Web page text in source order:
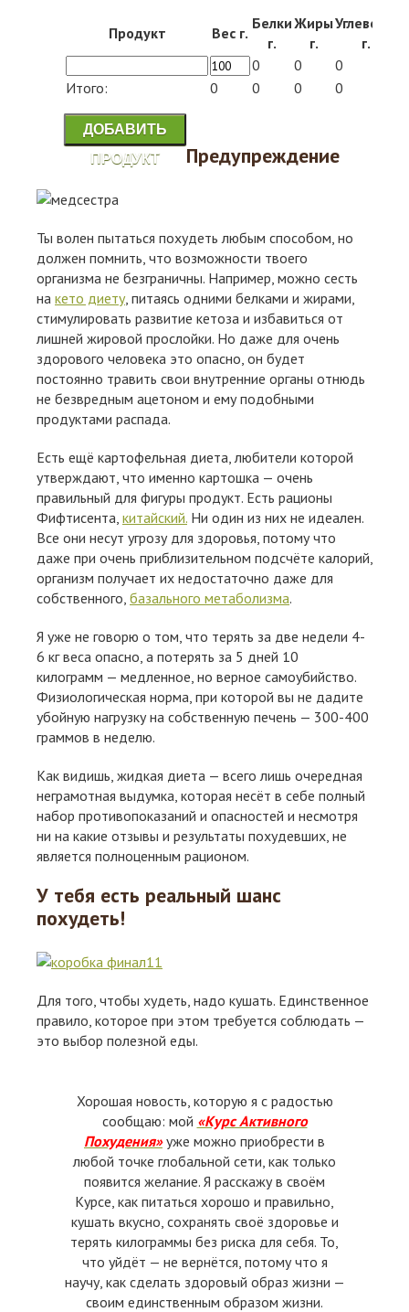
Продукт Вес г.
Белки
г.
Жиры
г.
Углеводы
г.
0
0 0
Итого:
0 0 0 0
ДОБАВИТЬ
ПРОДУКТ
Предупреждение
Ты волен пытаться похудеть любым способом, но
должен помнить, что возможности твоего
организма не безграничны. Например, можно сесть
на кето диету, питаясь одними белками и жирами,
стимулировать развитие кетоза и избавиться от
лишней жировой прослойки. Но даже для очень
здорового человека это опасно, он будет
постоянно травить свои внутренние органы отнюдь
не безвредным ацетоном и ему подобными
продуктами распада.
Есть ещё картофельная диета, любители которой
утверждают, что именно картошка — очень
правильный для фигуры продукт. Есть рационы
Фифтисента, китайский. Ни один из них не идеален.
Все они несут угрозу для здоровья, потому что
даже при очень приблизительном подсчёте калорий,
организм получает их недостаточно даже для
собственного, базального метаболизма.
Я уже не говорю о том, что терять за две недели 4-
6 кг веса опасно, а потерять за 5 дней 10
килограмм — медленное, но верное самоубийство.
Физиологическая норма, при которой вы не дадите
убойную нагрузку на собственную печень — 300-400
граммов в неделю.
Как видишь, жидкая диета — всего лишь очередная
неграмотная выдумка, которая несёт в себе полный
набор противопоказаний и опасностей и несмотря
ни на какие отзывы и результаты похудевших, не
является полноценным рационом.
У тебя есть реальный шанс
похудеть!
Для того, чтобы худеть, надо кушать. Единственное
правило, которое при этом требуется соблюдать —
это выбор полезной еды.
Хорошая новость, которую я с радостью
сообщаю: мой «Курс Активного
Похудения»уже можно приобрести в
любой точке глобальной сети, как только
появится желание. Я расскажу в своём
Курсе, как питаться хорошо и правильно,
кушать вкусно, сохранять своё здоровье и
терять килограммы без риска для себя. То,
что уйдёт — не вернётся, потому что я
научу, как сделать здоровый образ жизни —
своим единственным образом жизни.